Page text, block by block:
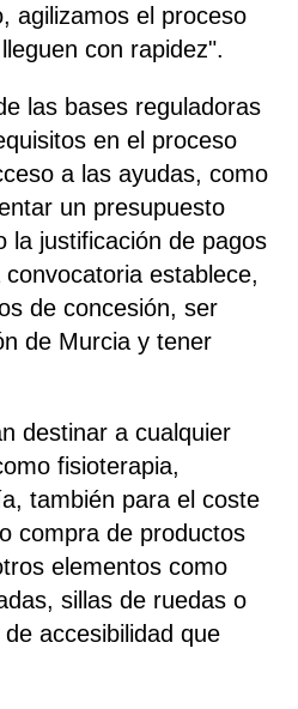
agilizamos el proceso
con rapidez".
las bases reguladoras
en el proceso
a las ayudas, como
un presupuesto
la justificación de pagos
establece,
de concesión, ser
de Murcia y tener
destinar a cualquier
fisioterapia,
también para el coste
compra de productos
elementos como
sillas de ruedas o
accesibilidad que